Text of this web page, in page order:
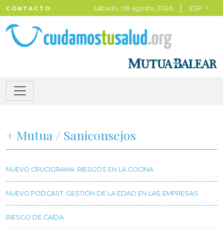
CONTACTO sábado, 08 agosto, 2026 ESP
+ Mutua / Saniconsejos
NUEVO CRUCIGRAMA: RIESGOS EN LA COCINA
NUEVO PÓDCAST: GESTIÓN DE LA EDAD EN LAS EMPRESAS
RIESGO DE CAÍDA